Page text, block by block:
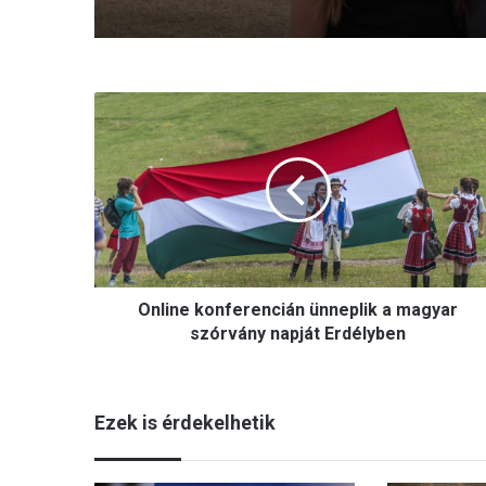
O
n
i
n
e
k
o
n
c
Online konferencián ünneplik a magyar
szórvány napját Erdélyben
Ezek is érdekelhetik